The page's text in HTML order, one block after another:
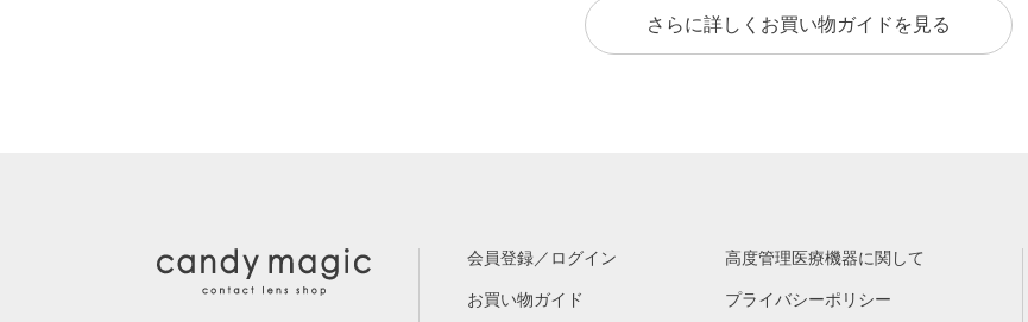
さらに詳しくお買い物ガイドを見る
会員登録／ログイン
お買い物ガイド
高度管理医療機器に関して
プライバシーポリシー